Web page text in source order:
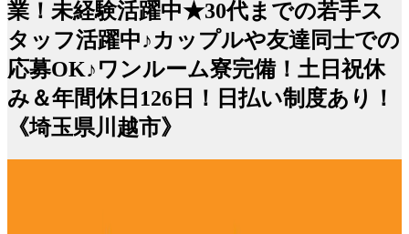
業！未経験活躍中★30代までの若手ス
タッフ活躍中♪カップルや友達同士での
応募OK♪ワンルーム寮完備！土日祝休
み＆年間休日126日！日払い制度あり！
《埼玉県川越市》